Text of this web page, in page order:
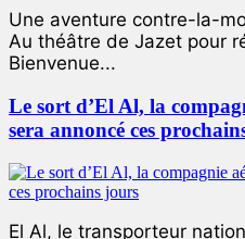
Une aventure contre-la-
Au théâtre de Jazet pour
Bienvenue...
Le sort d’El Al, la
sera annoncé ces
El Al, le transporteur